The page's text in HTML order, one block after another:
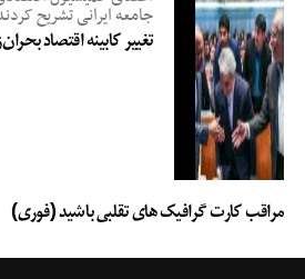
جامعه ایرانی تشریح
تغییر کابینه اقتصاد
مراقب کارت گرافیک های تقلبی باشید (فوری)